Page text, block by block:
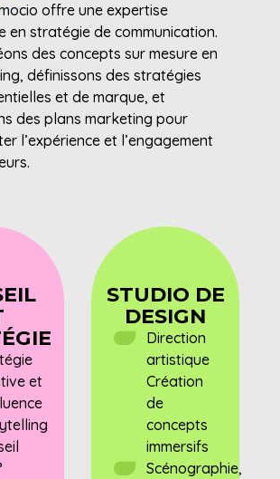
offre une expertise
en stratégie de communication.
des concepts sur mesure en
définissons des stratégies
et de marque, et
des plans marketing pour
l’expérience et l’engagement
et
STUDIO DE
DESIGN
Direction
artistique
Création
de
concepts
immersifs
Scénographie,